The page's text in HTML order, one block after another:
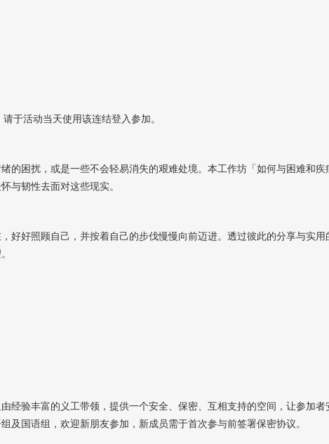
于活动当天使用该连结登入参加。
困扰，或是一些不会轻易消失的艰难处境。本工作坊「如何与困难和疾
与韧性去面对这些现实。
好好照顾自己，并按着自己的步伐慢慢向前迈进。透过彼此的分享与实用
经验丰富的义工带领，提供一个安全、保密、互相支持的空间，让参加者
国语组，欢迎新朋友参加，新成员需于首次参与前签署保密协议。